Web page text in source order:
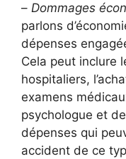
– Dommages
parlons
dépenses
Cela peut inclure
hospitaliers,
examens
psychologue et
dépenses qui
accident de ce